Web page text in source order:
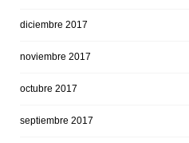
diciembre 2017
noviembre 2017
octubre 2017
septiembre 2017